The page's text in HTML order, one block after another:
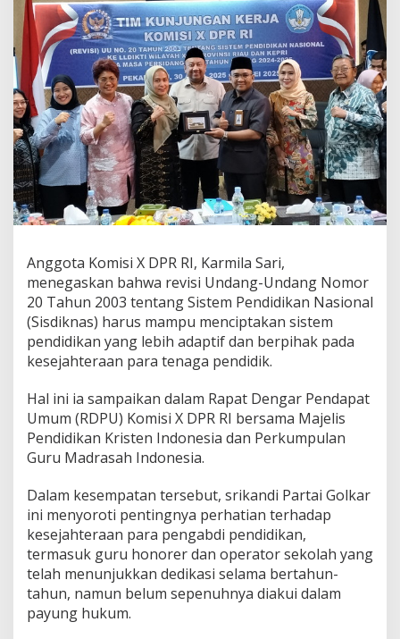
X
D
P
R
R
I
K
a
r
m
i
a
S
P
e
j
u
a
g
k
a
n
H
k
u
r
u
N
o
n
Anggota Komisi X DPR RI, Karmila Sari,
menegaskan bahwa revisi Undang-Undang Nomor
20 Tahun 2003 tentang Sistem Pendidikan Nasional
(Sisdiknas) harus mampu menciptakan sistem
pendidikan yang lebih adaptif dan berpihak pada
kesejahteraan para tenaga pendidik.
Hal ini ia sampaikan dalam Rapat Dengar Pendapat
Umum (RDPU) Komisi X DPR RI bersama Majelis
Pendidikan Kristen Indonesia dan Perkumpulan
Guru Madrasah Indonesia.
Dalam kesempatan tersebut, srikandi Partai Golkar
ini menyoroti pentingnya perhatian terhadap
kesejahteraan para pengabdi pendidikan,
termasuk guru honorer dan operator sekolah yang
telah menunjukkan dedikasi selama bertahun-
tahun, namun belum sepenuhnya diakui dalam
payung hukum.